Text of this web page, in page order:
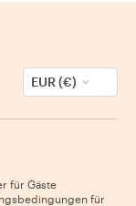
EUR (€)
für Gäste
für